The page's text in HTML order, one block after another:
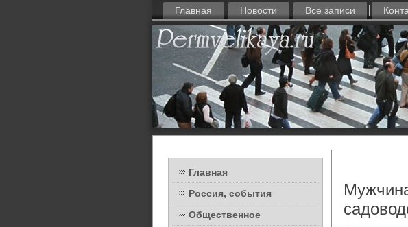
Главная Новости Все записи
Главная
Россия, события
Общественное